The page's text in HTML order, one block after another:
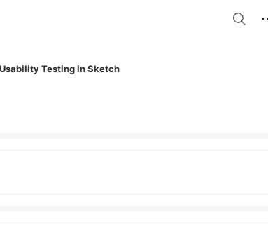
Testing in Sketch